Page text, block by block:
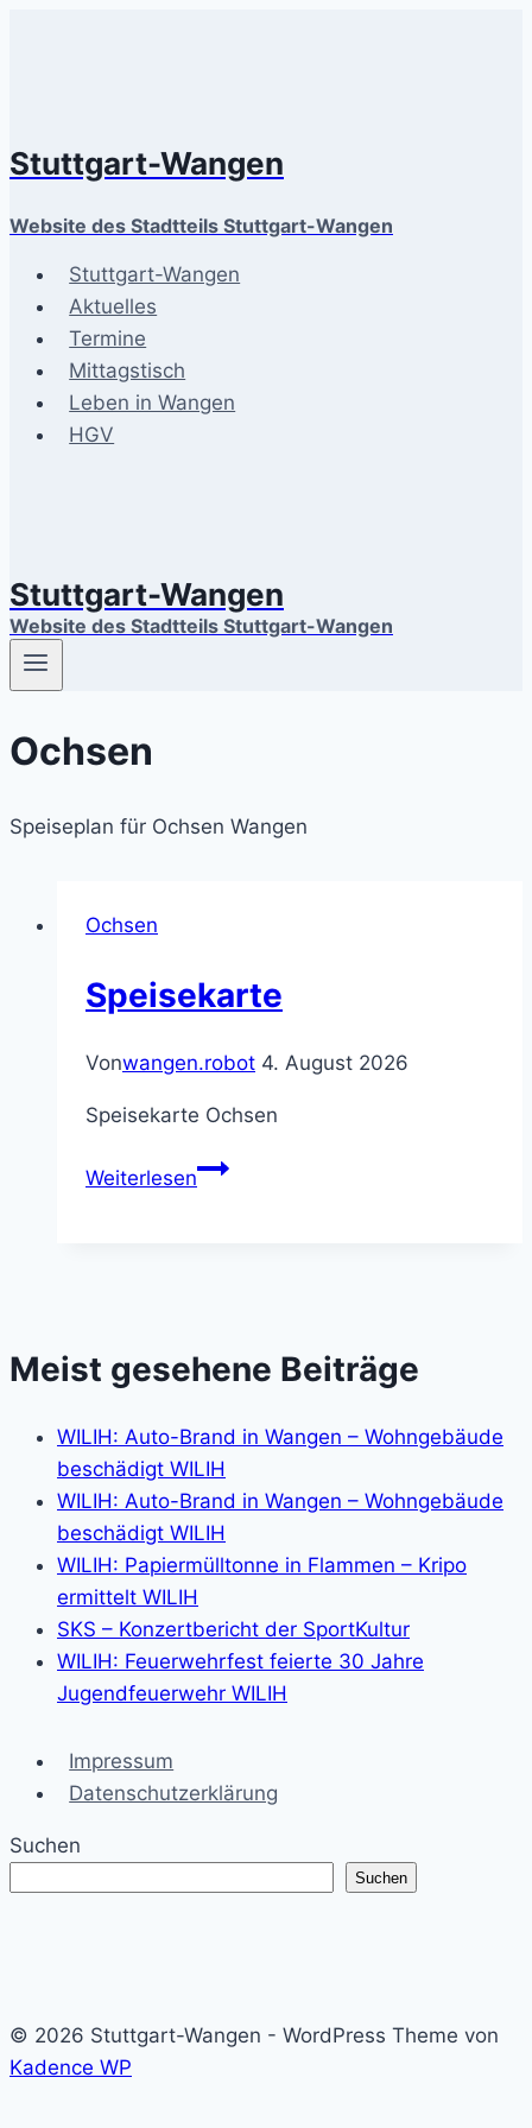
Stuttgart-Wangen
Website des Stadtteils Stuttgart-Wangen
Stuttgart-Wangen
Aktuelles
Termine
Mittagstisch
Leben in Wangen
HGV
Stuttgart-Wangen
Website des Stadtteils Stuttgart-Wangen
Ochsen
Speiseplan für Ochsen Wangen
Ochsen
Speisekarte
Vonwangen.robot 4. August 2026
Speisekarte Ochsen
WeiterlesenSpeisekarte
Meist gesehene Beiträge
WILIH: Auto-Brand in Wangen – Wohngebäude
beschädigt WILIH
WILIH: Auto-Brand in Wangen – Wohngebäude
beschädigt WILIH
WILIH: Papiermülltonne in Flammen – Kripo
ermittelt WILIH
SKS – Konzertbericht der SportKultur
WILIH: Feuerwehrfest feierte 30 Jahre
Jugendfeuerwehr WILIH
Impressum
Datenschutzerklärung
Suchen
Suchen
© 2026 Stuttgart-Wangen - WordPress Theme von
Kadence WP